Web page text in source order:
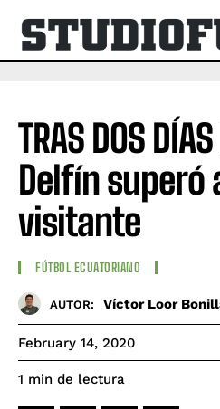
TRAS DOS
Delfín superó
visitante
FÚTBOL ECUATORIANO
AUTOR: Víctor Loor
February 14, 2020
1 min de lectura